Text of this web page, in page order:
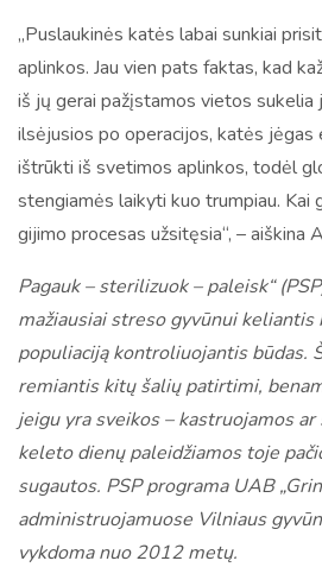
„Puslaukinės katės labai sunkiai
aplinkos. Jau vien pats faktas, kad
iš jų gerai pažįstamos vietos
ilsėjusios po operacijos, katės jėgas
ištrūkti iš svetimos aplinkos, todėl
stengiamės laikyti kuo trumpiau. Kai
gijimo procesas užsitęsia“, – aiškina
Pagauk – sterilizuok – paleisk“
mažiausiai streso gyvūnui keliantis
populiaciją kontroliuojantis būdas.
remiantis kitų šalių patirtimi,
jeigu yra sveikos – kastruojamos
keleto dienų paleidžiamos toje
sugautos. PSP programa UAB
administruojamuose Vilniaus
vykdoma nuo 2012 metų.